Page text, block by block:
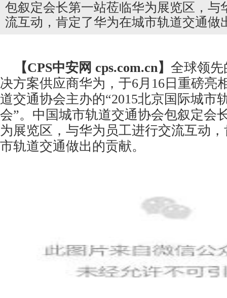
包叙定会长第一站莅临华为展览区，与
流互动，肯定了华为在城市轨道交通做
【CPS中安网 cps.com.cn】 全球领
决方案供应商华为，于6月16日重磅亮
道交通协会主办的“2015北京国际城市
会”。中国城市轨道交通协会包叙定会
为展览区，与华为员工进行交流互动
市轨道交通做出的贡献。